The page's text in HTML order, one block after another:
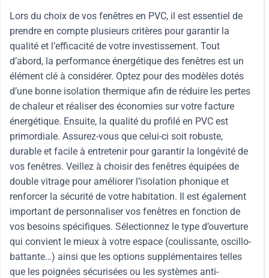
Lors du choix de vos fenêtres en PVC, il est essentiel de
prendre en compte plusieurs critères pour garantir la
qualité et l’efficacité de votre investissement. Tout
d’abord, la performance énergétique des fenêtres est un
élément clé à considérer. Optez pour des modèles dotés
d’une bonne isolation thermique afin de réduire les pertes
de chaleur et réaliser des économies sur votre facture
énergétique. Ensuite, la qualité du profilé en PVC est
primordiale. Assurez-vous que celui-ci soit robuste,
durable et facile à entretenir pour garantir la longévité de
vos fenêtres. Veillez à choisir des fenêtres équipées de
double vitrage pour améliorer l’isolation phonique et
renforcer la sécurité de votre habitation. Il est également
important de personnaliser vos fenêtres en fonction de
vos besoins spécifiques. Sélectionnez le type d’ouverture
qui convient le mieux à votre espace (coulissante, oscillo-
battante…) ainsi que les options supplémentaires telles
que les poignées sécurisées ou les systèmes anti-